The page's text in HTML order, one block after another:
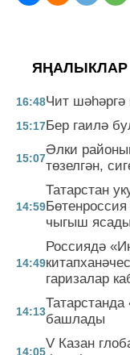
ЯҢАЛЫКЛАР
16:48Чит шәһәргә
15:17Бер гаилә
15:07
Әлки
төзелгән,
14:59
Татарстан
чыгыш ясады
14:49
Россиядә
гаризалар
14:13башлады
14:05
V Казан